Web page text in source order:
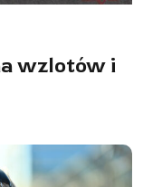
wzlotów i